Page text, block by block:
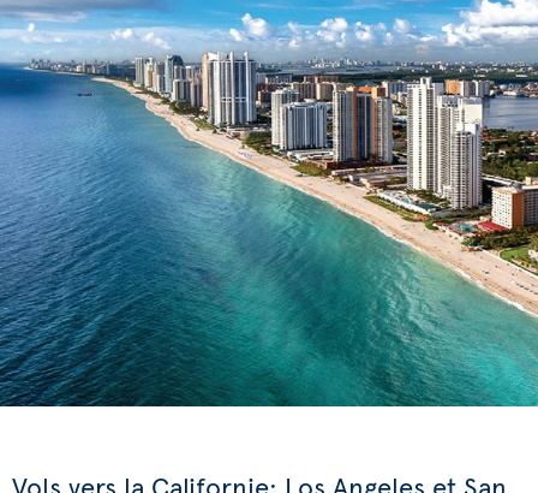
Vols vers la Californie: Los Angeles et San